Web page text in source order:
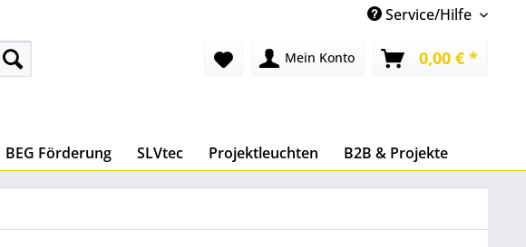
Service/Hilfe
Mein Konto 0,00 € *
BEG Förderung SLVtec Projektleuchten B2B & Projekte